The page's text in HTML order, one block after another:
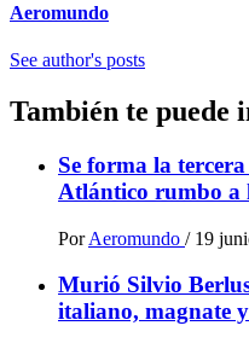
Aeromundo
See author's posts
También te puede
Se forma la
Atlántico rumbo a
Por Aeromundo / 19
Murió Silvio
italiano, magnate